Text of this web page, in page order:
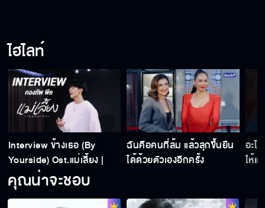
ไฮไลท์
Interview ข้างเธอ (By
Yourside) Ost.แม่เลี้ยง |
กองทัพ พีค
ฉันคือคนที่ล้ม แล้วลุกขึ้นยืน
ได้ด้วยตัวเองอีกครั้ง
อะไ
ให้แ
คุณน่าจะชอบ